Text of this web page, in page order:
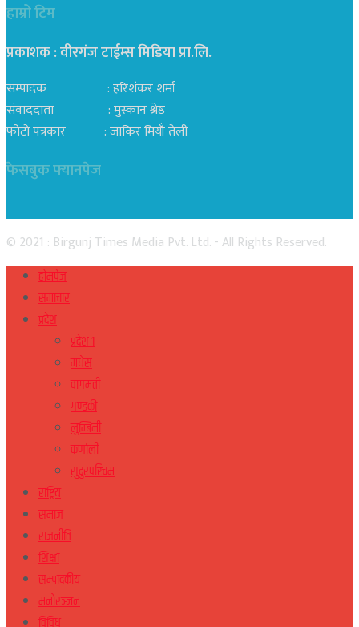
हाम्रो टिम
प्रकाशक : वीरगंज टाईम्स मिडिया प्रा‍.लि.
सम्पादक : हरिशंकर शर्मा
संवाददाता : मुस्कान श्रेष्ठ
फोटो पत्रकार : जाकिर मियाँ तेली
फेसबुक फ्यानपेज
© 2021 : Birgunj Times Media Pvt. Ltd. - All Rights Reserved.
होमपेज
समाचार
प्रदेश
प्रदेश १
मधेस
वागमती
गण्डकी
लुम्बिनी
कर्णाली
सुदुरपस्चिम
राष्ट्रिय
समाज
राजनीति
शिक्षा
सम्पादकीय
मनोरञ्जन